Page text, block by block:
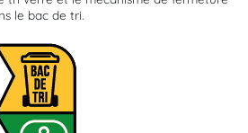
le bac de tri.